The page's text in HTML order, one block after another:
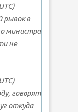
рывок в
министра
не
говорят
откуда